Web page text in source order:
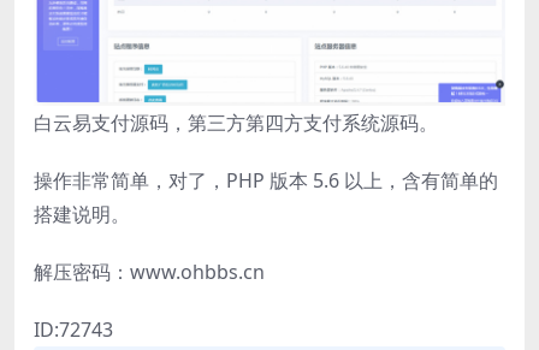
白云易支付源码，第三方第四方支付系统源码。
操作非常简单，对了，PHP 版本 5.6 以上，含有简单的
搭建说明。
解压密码：www.ohbbs.cn
ID:72743